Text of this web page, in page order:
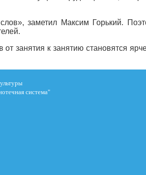
заметил Максим Горький.
занятия к занятию становятся
система"